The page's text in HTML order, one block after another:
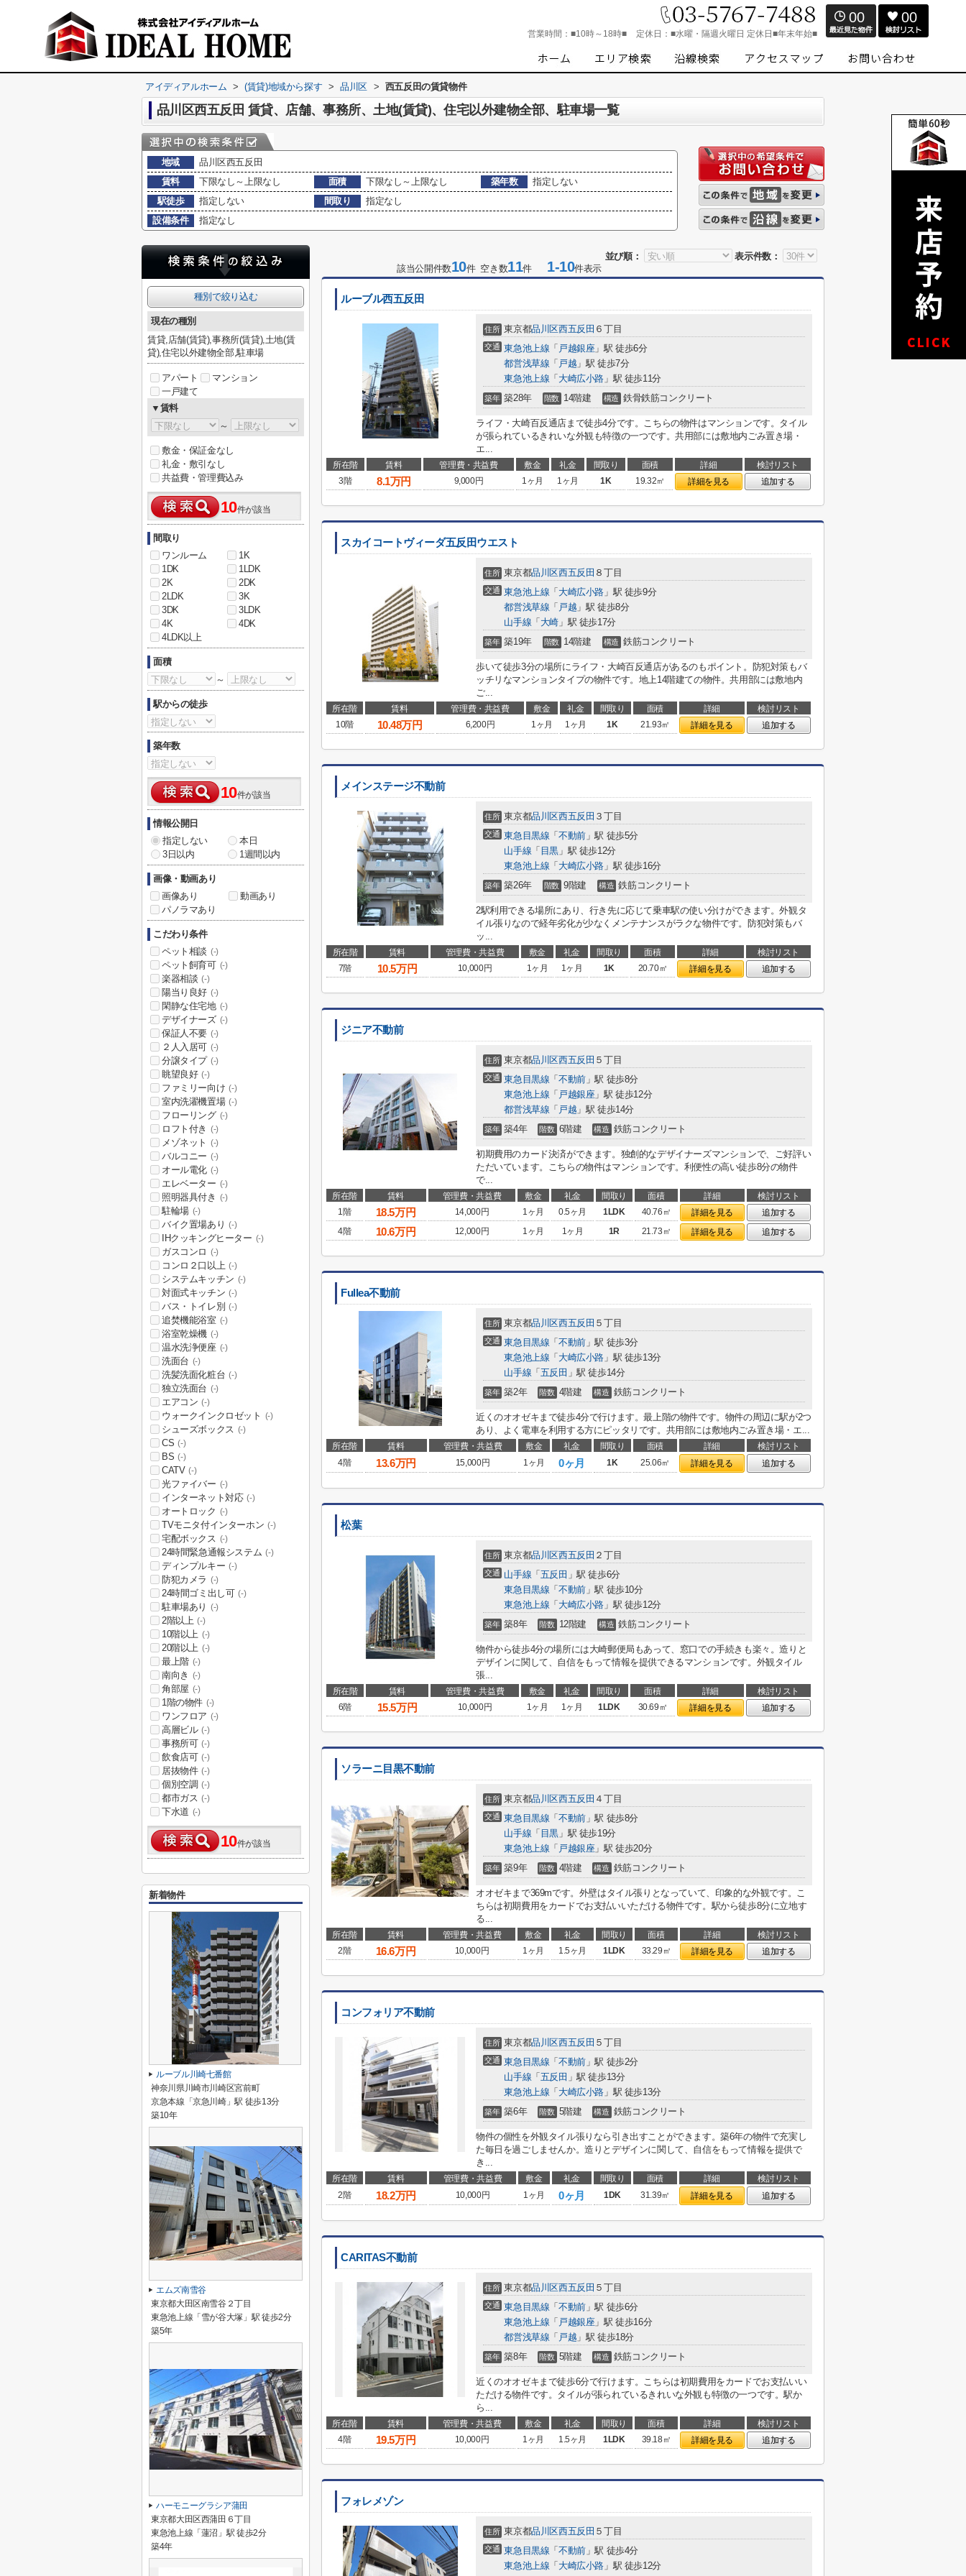
営業時間： ■10時～18時■ 定休日： ■水曜・隔週火曜日 定休日■年末年始■
00 00
アイディアルホーム > (賃貸)地域から探す > 品川区 > 西五反田の賃貸物件
品川区西五反田 賃貸、店舗、事務所、土地(賃貸)、住宅以外建物全部、駐車場一覧
地域
品川区西五反田
賃料
下限なし～上限なし 面積 下限なし～上限なし 築年数
指定しない
駅徒歩
指定しない 間取り
指定なし
設備条件
指定なし
並び順：
表示件数：
該当公開件数10件 空き数11件1-10件表示
ルーブル西五反田
住所 東京都品川区西五反田 ６丁目
交通 東急池上線 「 戸越銀座」駅 徒歩6分
都営浅草線 「 戸越 」駅 徒歩7分
東急池上線 「 大崎広小路 」駅 徒歩11分
築年 築28年 階数 14階建 構造 鉄骨鉄筋コンクリート
ライフ・大崎百反通店まで徒歩4分です。こちらの物件はマンションです。タイル
が張られているきれいな外観も特徴の一つです。共用部には敷地内ごみ置き場・
エ...
所在階 賃料 管理費・共益費 敷金 礼金 間取り 面積 詳細
検討リスト
3階
8.1万円 9,000円 1ヶ月 1ヶ月 1K 19.32㎡ 詳細を見る 追加する
スカイコートヴィーダ五反田ウエスト
住所 東京都品川区西五反田 ８丁目
交通 東急池上線 「 大崎広小路 」駅 徒歩9分
都営浅草線 「 戸越 」駅 徒歩8分
山手線 「 大崎 」駅 徒歩17分
築年 築19年 階数 14階建 構造 鉄筋コンクリート
歩いて徒歩3分の場所にライフ・大崎百反通店があるのもポイント。防犯対策もバ
ッチリなマンションタイプの物件です。地上14階建ての物件。共用部には敷地内
ご...
所在階 賃料 管理費・共益費 敷金 礼金 間取り 面積 詳細
検討リスト
10階
10.48万円 6,200円 1ヶ月 1ヶ月 1K 21.93㎡ 詳細を見る 追加する
メインステージ不動前
住所 東京都品川区西五反田 ３丁目
交通 東急目黒線 「 不動前」駅 徒歩5分
山手線 「 目黒 」駅 徒歩12分
東急池上線 「 大崎広小路 」駅 徒歩16分
築年 築26年 階数 9階建 構造 鉄筋コンクリート
2駅利用できる場所にあり、行き先に応じて乗車駅の使い分けができます。外観タ
イル張りなので経年劣化が少なくメンテナンスがラクな物件です。防犯対策もバ
ッ...
所在階 賃料 管理費・共益費 敷金 礼金 間取り 面積 詳細
検討リスト
7階
10.5万円 10,000円 1ヶ月 1ヶ月 1K 20.70㎡ 詳細を見る 追加する
ジニア不動前
住所 東京都品川区西五反田 ５丁目
交通 東急目黒線 「 不動前」駅 徒歩8分
東急池上線 「 戸越銀座」駅 徒歩12分
都営浅草線 「 戸越 」駅 徒歩14分
築年 築4年 階数 6階建 構造 鉄筋コンクリート
初期費用のカード決済ができます。独創的なデザイナーズマンションで、ご好評い
ただいています。こちらの物件はマンションです。利便性の高い徒歩8分の物件
で...
所在階 賃料 管理費・共益費 敷金 礼金 間取り 面積 詳細
検討リスト
1階
18.5万円 14,000円 1ヶ月 0.5ヶ月 1LDK 40.76㎡ 詳細を見る
追加する
4階
10.6万円 12,000円 1ヶ月 1ヶ月 1R 21.73㎡ 詳細を見る 追加する
Fullea不動前
住所 東京都品川区西五反田 ５丁目
交通 東急目黒線 「 不動前」駅 徒歩3分
東急池上線 「 大崎広小路 」駅 徒歩13分
山手線 「 五反田 」駅 徒歩14分
築年 築2年 階数 4階建 構造 鉄筋コンクリート
近くのオオゼキまで徒歩4分で行けます。最上階の物件です。物件の周辺に駅が2つ
あり、よく電車を利用する方にピッタリです。共用部には敷地内ごみ置き場・エ...
所在階 賃料 管理費・共益費 敷金 礼金 間取り 面積 詳細
検討リスト
4階
13.6万円 15,000円 1ヶ月 0ヶ月 1K 25.06㎡ 詳細を見る 追加する
松葉
住所 東京都品川区西五反田 ２丁目
交通 山手線 「 五反田 」駅 徒歩6分
東急目黒線 「 不動前」駅 徒歩10分
東急池上線 「 大崎広小路 」駅 徒歩12分
築年 築8年 階数 12階建 構造 鉄筋コンクリート
物件から徒歩4分の場所には大崎郵便局もあって、窓口での手続きも楽々。造りと
デザインに関して、自信をもって情報を提供できるマンションです。外観タイル
張...
所在階 賃料 管理費・共益費 敷金 礼金 間取り 面積 詳細
検討リスト
6階
15.5万円 10,000円 1ヶ月 1ヶ月 1LDK 30.69㎡ 詳細を見る 追加する
ソラーニ目黒不動前
住所 東京都品川区西五反田 ４丁目
交通 東急目黒線 「 不動前」駅 徒歩8分
山手線 「 目黒 」駅 徒歩19分
東急池上線 「 戸越銀座」駅 徒歩20分
築年 築9年 階数 4階建 構造 鉄筋コンクリート
オオゼキまで369mです。外壁はタイル張りとなっていて、印象的な外観です。こ
ちらは初期費用をカードでお支払いいただける物件です。駅から徒歩8分に立地す
る...
所在階 賃料 管理費・共益費 敷金 礼金 間取り 面積 詳細
検討リスト
2階
16.6万円 10,000円 1ヶ月 1.5ヶ月 1LDK 33.29㎡ 詳細を見る 追加する
コンフォリア不動前
住所 東京都品川区西五反田 ５丁目
交通 東急目黒線 「 不動前」駅 徒歩2分
山手線 「 五反田 」駅 徒歩13分
東急池上線 「 大崎広小路 」駅 徒歩13分
築年 築6年 階数 5階建 構造 鉄筋コンクリート
物件の個性を外観タイル張りなら引き出すことができます。築6年の物件で充実し
た毎日を過ごしませんか。造りとデザインに関して、自信をもって情報を提供で
き...
所在階 賃料 管理費・共益費 敷金 礼金 間取り 面積 詳細
検討リスト
2階
18.2万円 10,000円 1ヶ月 0ヶ月 1DK 31.39㎡ 詳細を見る 追加する
CARITAS不動前
住所 東京都品川区西五反田 ５丁目
交通 東急目黒線 「 不動前」駅 徒歩6分
東急池上線 「 戸越銀座」駅 徒歩16分
都営浅草線 「 戸越 」駅 徒歩18分
築年 築8年 階数 5階建 構造 鉄筋コンクリート
近くのオオゼキまで徒歩6分で行けます。こちらは初期費用をカードでお支払いい
ただける物件です。タイルが張られているきれいな外観も特徴の一つです。駅か
ら...
所在階 賃料 管理費・共益費 敷金 礼金 間取り 面積 詳細
検討リスト
4階
19.5万円 10,000円 1ヶ月 1.5ヶ月 1LDK 39.18㎡ 詳細を見る 追加する
フォレメゾン
住所 東京都品川区西五反田 ５丁目
交通 東急目黒線 「 不動前」駅 徒歩4分
東急池上線 「 大崎広小路 」駅 徒歩12分
種別で絞り込む
現在の種別
賃貸,店舗(賃貸),事務所(賃貸),土地(賃
貸),住宅以外建物全部,駐車場
アパート
マンション
一戸建て
▼賃料
～
敷金・保証金なし
礼金・敷引なし
共益費・管理費込み
10件が該当
間取り
ワンルーム
1K
1DK
1LDK
2K
2DK
2LDK
3K
3DK
3LDK
4K
4DK
4LDK以上
面積
～
駅からの徒歩
築年数
10件が該当
情報公開日
指定しない
本日
3日以内
1週間以内
画像・動画あり
画像あり
動画あり
パノラマあり
こだわり条件
ペット相談 (-)
ペット飼育可 (-)
楽器相談 (-)
陽当り良好 (-)
閑静な住宅地 (-)
デザイナーズ (-)
保証人不要 (-)
２人入居可 (-)
分譲タイプ (-)
眺望良好 (-)
ファミリー向け (-)
室内洗濯機置場 (-)
フローリング (-)
ロフト付き (-)
メゾネット (-)
バルコニー (-)
オール電化 (-)
エレベーター (-)
照明器具付き (-)
駐輪場 (-)
バイク置場あり (-)
IHクッキングヒーター (-)
ガスコンロ (-)
コンロ２口以上 (-)
システムキッチン (-)
対面式キッチン (-)
バス・トイレ別 (-)
追焚機能浴室 (-)
浴室乾燥機 (-)
温水洗浄便座 (-)
洗面台 (-)
洗髪洗面化粧台 (-)
独立洗面台 (-)
エアコン (-)
ウォークインクロゼット (-)
シューズボックス (-)
CS (-)
BS (-)
CATV (-)
光ファイバー (-)
インターネット対応 (-)
オートロック (-)
TVモニタ付インターホン (-)
宅配ボックス (-)
24時間緊急通報システム (-)
ディンプルキー (-)
防犯カメラ (-)
24時間ゴミ出し可 (-)
駐車場あり (-)
2階以上 (-)
10階以上 (-)
20階以上 (-)
最上階 (-)
南向き (-)
角部屋 (-)
1階の物件 (-)
ワンフロア (-)
高層ビル (-)
事務所可 (-)
飲食店可 (-)
居抜物件 (-)
個別空調 (-)
都市ガス (-)
下水道 (-)
10件が該当
新着物件
ルーブル川崎七番館
神奈川県川崎市川崎区宮前町
京急本線「京急川崎」駅 徒歩13分
築10年
エムズ南雪谷
東京都大田区南雪谷２丁目
東急池上線「雪が谷大塚」駅 徒歩2分
築5年
ハーモニーグラシア蒲田
東京都大田区西蒲田６丁目
東急池上線「蓮沼」駅 徒歩2分
築4年